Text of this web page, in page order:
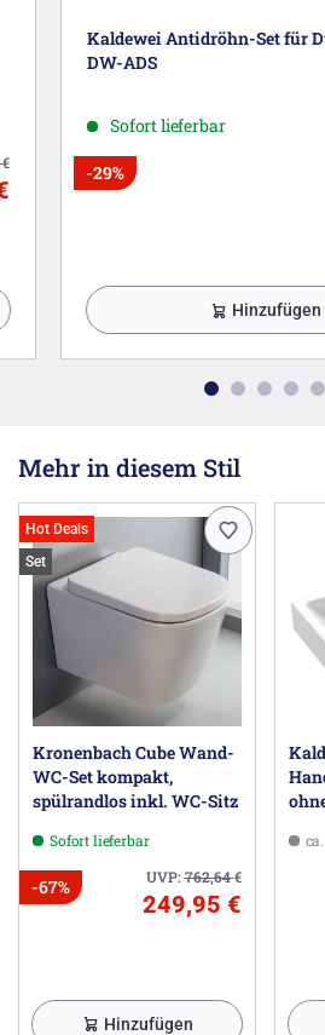
€
Kaldewei Antidröhn-Set für
DW-ADS
Sofort lieferbar
-29%
Hinzufügen
Mehr in diesem Stil
Hot Deals
Set
Kronenbach Cube Wand-
WC-Set kompakt,
spülrandlos inkl. WC-Sitz
Sofort lieferbar
UVP:762,64€
-67%
249,95 €
Hinzufügen